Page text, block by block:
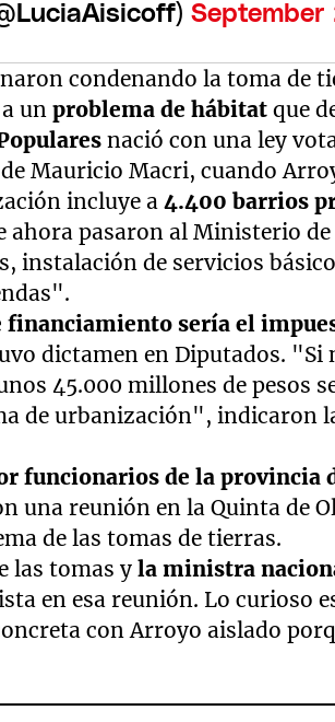
condenando la toma de
a unproblema de hábitat que
nació con una ley
Mauricio Macri, cuando
incluye a4.400 barrios
ahora pasaron al Ministerio
instalación de servicios
financiamiento sería el
dictamen en Diputados. "Si
45.000 millones de pesos
de urbanización", indicaron
funcionarios de la provincia
una reunión en la Quinta de
de las tomas de tierras.
las tomas yla ministra
en esa reunión. Lo curioso
con Arroyo aislado